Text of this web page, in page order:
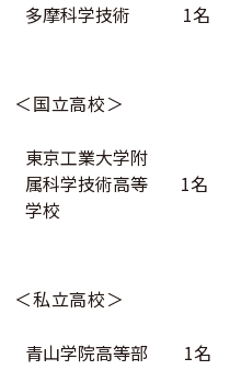
多摩科学技術
1名
＜国立高校＞
東京工業大学附
属科学技術高等
学校
1名
＜私立高校＞
青山学院高等部
1名